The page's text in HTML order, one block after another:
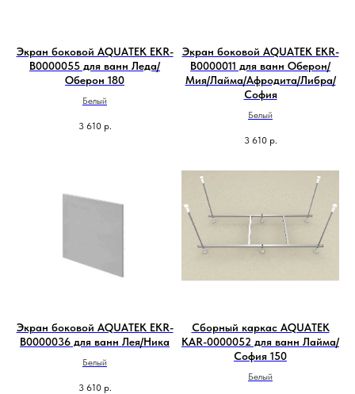
Экран боковой AQUATEK EKR-
B0000055 для ванн Леда/
Оберон 180
Белый
3 610 р.
Экран боковой AQUATEK EKR-
B0000011 для ванн Оберон/
Мия/Лайма/Афродита/Либра/
София
Белый
3 610 р.
Экран боковой AQUATEK EKR-
B0000036 для ванн Лея/Ника
Белый
3 610 р.
Сборный каркас AQUATEK
KAR-0000052 для ванн Лайма/
София 150
Белый